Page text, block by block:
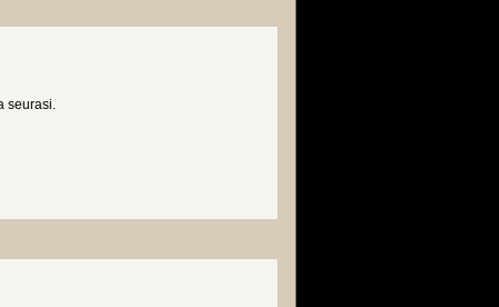
seurasi.